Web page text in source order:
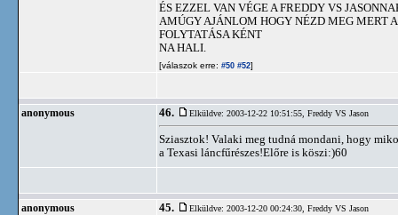
ÉS EZZEL VAN VÉGE A FREDDY VS
AMÚGY AJÁNLOM HOGY NÉZD MEG MERT
FOLYTATÁSA KÉNT
NA HALI.
[válaszok erre: #50 #52]
anonymous 46. Elküldve: 2003-12-22 10:51:55, Freddy VS Jason
Sziasztok! Valaki meg tudná mondani, hogy
a Texasi láncfűrészes!Előre is köszi:)60
anonymous 45. Elküldve: 2003-12-20 00:24:30, Freddy VS Jason